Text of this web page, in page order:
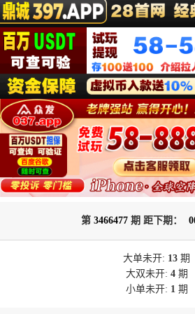
第 3466477期 距下期：
大单未开: 13 期
大双未开: 4期
小单未开: 1期